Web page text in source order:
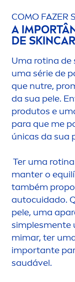
COMO FAZER
A
DE SKIN
Uma rotina de
uma série de
que nutre,
da sua pele.
produtos e
para que me
únicas da sua
Ter uma
manter o
também
autocuidado.
pele, uma
simplesmente
mimar, ter
importante
saudável.